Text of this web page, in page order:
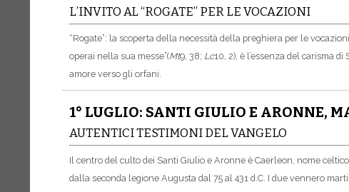
L’INVITO AL “ROGATE” PER LE VOCAZIONI
“Rogate”: la scoperta della necessità della preghiera per le
operai nella sua messe”(Mt9, 38; Lc10, 2), è l’essenza del carisma
amore verso gli orfani.
1° LUGLIO: SANTI GIULIO E ARONNE,
AUTENTICI TESTIMONI DEL VANGELO
Il centro del culto dei Santi Giulio e Aronne è Caerleon, nome
dalla seconda legione Augusta dal 75 al 431 d.C. I due vennero